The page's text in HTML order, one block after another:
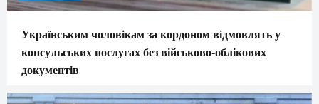
Українським чоловікам за кордоном відмовлять у
консульських послугах без військово-облікових
документів